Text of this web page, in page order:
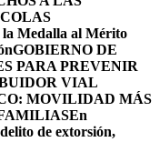
Medalla al Mérito
GOBIERNO DE
PARA PREVENIR
VIAL
MOVILIDAD MÁS
En
de extorsión,